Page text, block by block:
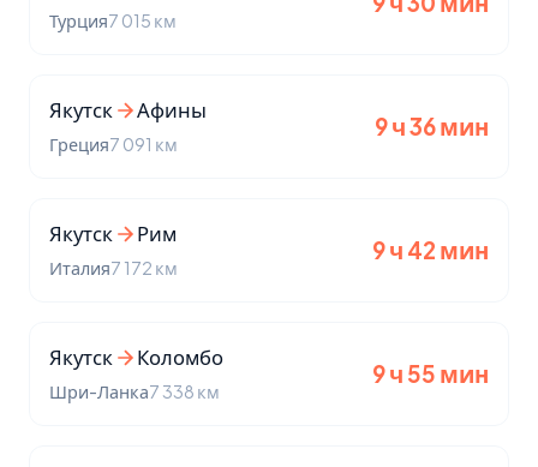
Турция7 015 км
Якутск Афины
Греция7 091 км
9 ч 36 мин
Якутск Рим
Италия7 172 км
9 ч 42 мин
Якутск Коломбо
Шри-Ланка7 338 км
9 ч 55 мин